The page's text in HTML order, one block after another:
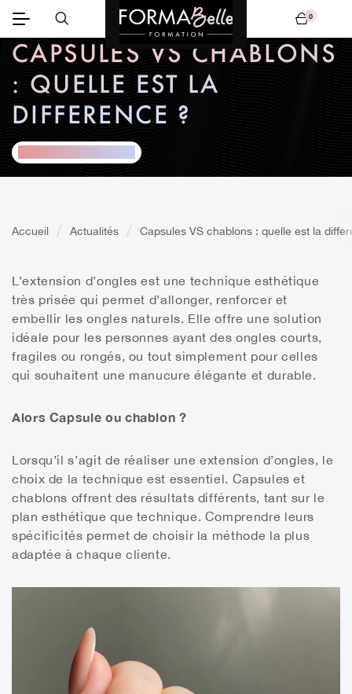
0
CAPSULES VS CHABLONS
: QUELLE EST LA
DIFFERENCE ?
Accueil Actualités Capsules VS chablons : quelle est la
L’extension d’ongles est une technique esthétique
très prisée qui permet d’allonger, renforcer et
embellir les ongles naturels. Elle offre une solution
idéale pour les personnes ayant des ongles courts,
fragiles ou rongés, ou tout simplement pour celles
qui souhaitent une manucure élégante et durable.
Alors Capsule ou chablon ?
Lorsqu’il s’agit de réaliser une extension d’ongles, le
choix de la technique est essentiel. Capsules et
chablons offrent des résultats différents, tant sur le
plan esthétique que technique. Comprendre leurs
spécificités permet de choisir la méthode la plus
adaptée à chaque cliente.